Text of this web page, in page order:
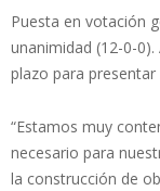
Puesta en votación
unanimidad (12-0-
plazo para
“Estamos muy
necesario para
la construcción de